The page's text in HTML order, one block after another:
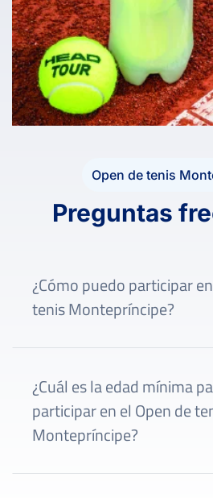
Open de tenis
Preguntas
¿Cómo puedo participar
tenis Montepríncipe?
¿Cuál es la edad mínima
participar en el Open de
Montepríncipe?